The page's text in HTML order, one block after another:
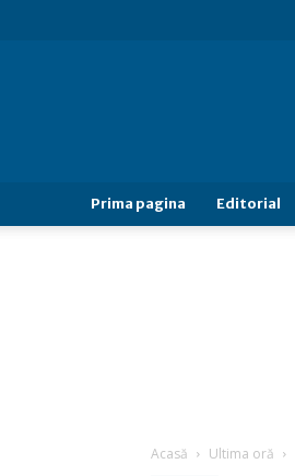
Prima pagina Editorial
Acasă Ultima oră